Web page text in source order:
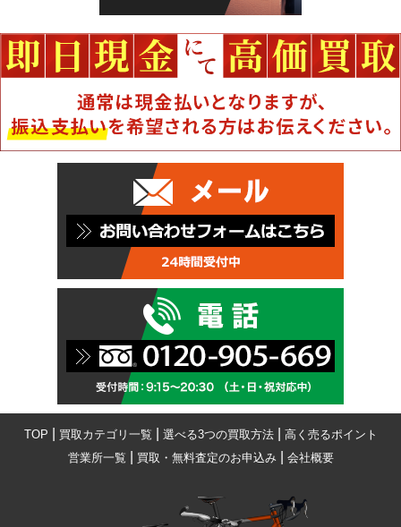
TOP 買取カテゴリ一覧 選べる3つの買取方法| 高く売るポイント
営業所一覧
買取・無料査定のお申込み| 会社概要